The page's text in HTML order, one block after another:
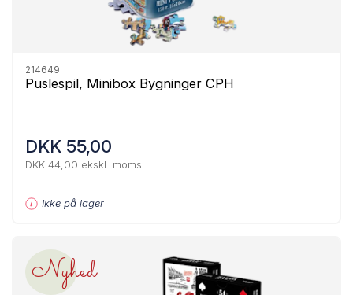
214649
Puslespil, Minibox Bygninger CPH
DKK 55,00
DKK 44,00 ekskl. moms
Ikke på lager
Nyhed